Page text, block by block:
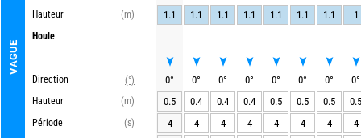
VAGUE
Hauteur
(m)
Houle
Direction
(°)
Hauteur
(m)
Période
(s)
1.1 1.1 1.1 1.1 1.1 1.1 1.1 1
0° 0° 0° 0° 0° 0° 0° 0°
0.5
0.4 0.4 0.4 0.5 0.5 0.5
0.5
4
4 4 4 4 4 4
4